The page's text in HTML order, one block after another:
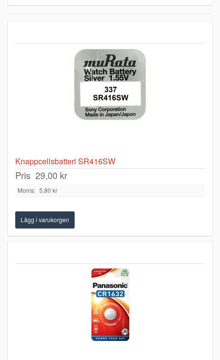
Knappcellsbatteri SR416SW
Pris 29,00 kr
Moms: 5,80 kr